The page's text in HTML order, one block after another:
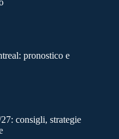
pronostico e
consigli, strategie